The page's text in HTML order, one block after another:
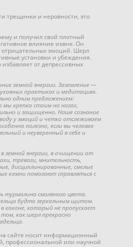
трещинки и неровности, это
и получил свой плотный
влияние извне. Он
отрицательных эмоций. Шерл
установки и убеждения.
от депрессивных
земной энергии. Заземление —
практиках и медитациях.
одним предложением:
мы крепко стоим на ногах,
и защищенно. Наше сознание
у эмоций и четко отслеживаем
полезно, если вы человек
и неуверенный в себе и
энергии, в очищении от
тревоги, мнительность,
дисциплинированные, смелые
камни помогают справляться с
турмалина смоляного цвета.
будто зеркальным щитом.
коконе, который не пропускает
как шерл прекрасно
сайте носит информационный
профессиональной или научной